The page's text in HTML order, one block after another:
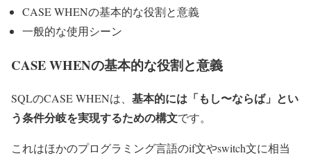
CASE WHENの基本的な役割と意義
一般的な使用シーン
CASE WHENの基本的な役割と意義
SQLのCASE WHENは、 基本的には「もし〜ならば」とい
う条件分岐を実現するための構文です。
これはほかのプログラミング言語のif文やswitch文に相当